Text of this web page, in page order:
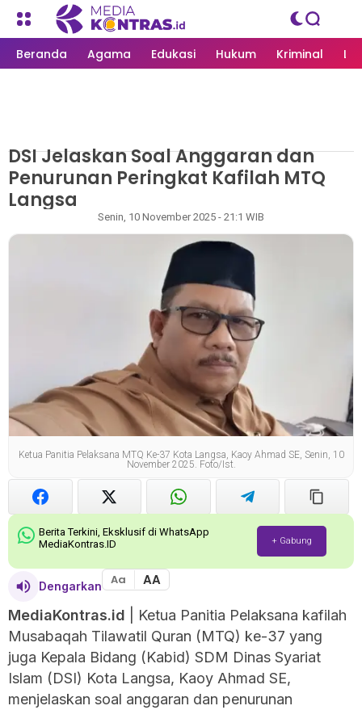
Beranda Agama Edukasi Hukum Kriminal
MEDIAKONTRAS.ID /LANGSA
DSI Jelaskan Soal Anggaran dan
Penurunan Peringkat Kafilah MTQ
Langsa
Senin, 10 November 2025 - 21:1 WIB
Ketua Panitia Pelaksana MTQ Ke-37 Kota Langsa, Kaoy Ahmad SE, Senin, 10
November 2025. Foto/ist.
Berita Terkini, Eksklusif di WhatsApp
MediaKontras.ID
+ Gabung
Dengarkan Aa AA
MediaKontras.id | Ketua Panitia Pelaksana kafilah
Musabaqah Tilawatil Quran (MTQ) ke-37 yang
juga Kepala Bidang (Kabid) SDM Dinas Syariat
Islam (DSI) Kota Langsa, Kaoy Ahmad SE,
menjelaskan soal anggaran dan penurunan